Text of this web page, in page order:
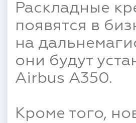
Раскладные
появятся в
на
они будут
Airbus A350.
Кроме того,